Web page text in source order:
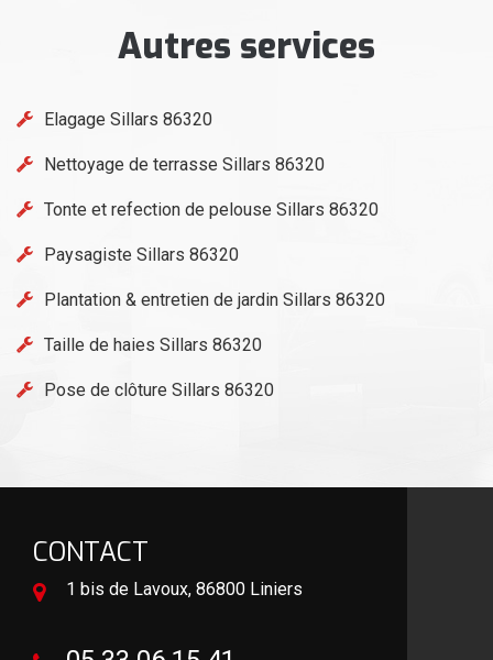
Autres services
Elagage Sillars 86320
Nettoyage de terrasse Sillars 86320
Tonte et refection de pelouse Sillars 86320
Paysagiste Sillars 86320
Plantation & entretien de jardin Sillars 86320
Taille de haies Sillars 86320
Pose de clôture Sillars 86320
CONTACT
1 bis de Lavoux, 86800 Liniers